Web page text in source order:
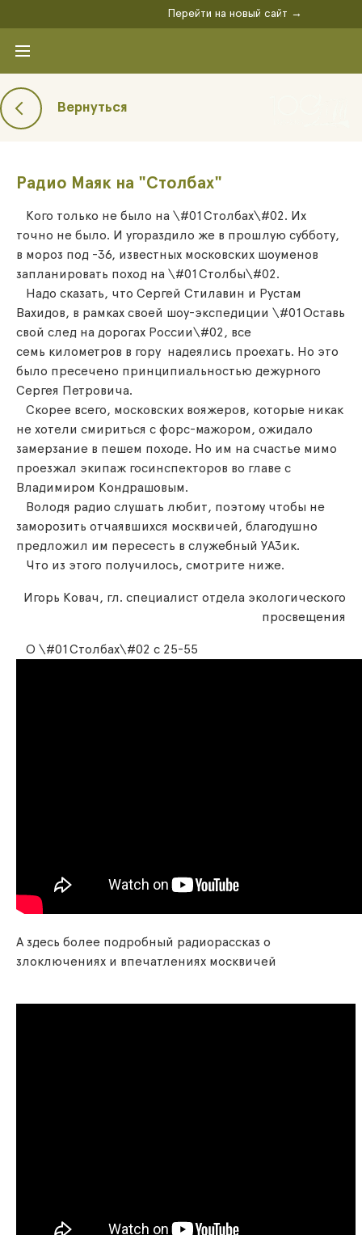
Перейти на новый сайт →
Вернуться
Радио Маяк на "Столбах"
Кого только не было на \#01Столбах\#02. Их
точно не было. И угораздило же в прошлую субботу,
в мороз под -36, известных московских шоуменов
запланировать поход на \#01Столбы\#02.
Надо сказать, что Сергей Стилавин и Рустам
Вахидов, в рамках своей шоу-экспедиции \#01Оставь
свой след на дорогах России\#02, все
семь километров в гору надеялись проехать. Но это
было пресечено принципиальностью дежурного
Сергея Петровича.
Скорее всего, московских вояжеров, которые никак
не хотели смириться с форс-мажором, ожидало
замерзание в пешем походе. Но им на счастье мимо
проезжал экипаж госинспекторов во главе с
Владимиром Кондрашовым.
Володя радио слушать любит, поэтому чтобы не
заморозить отчаявшихся москвичей, благодушно
предложил им пересесть в служебный УАЗик.
Что из этого получилось, смотрите ниже.
Игорь Ковач, гл. специалист отдела экологического
просвещения
О \#01Столбах\#02 с 25-55
А здесь более подробный радиорассказ о
злоключениях и впечатлениях москвичей